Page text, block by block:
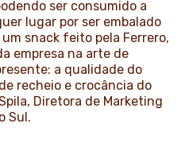
ser consumido a
lugar por ser embalado
snack feito pela Ferrero,
empresa na arte de
a qualidade do
recheio e crocância do
Diretora de Marketing
Sul.